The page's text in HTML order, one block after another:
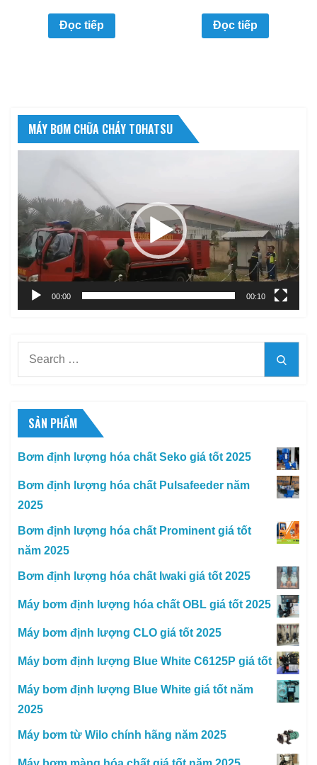
Đọc tiếp Đọc tiếp
MÁY BƠM CHỮA CHÁY TOHATSU
Video
00:00 00:10
SẢN PHẨM
Bơm định lượng hóa chất Seko giá tốt 2025
Bơm định lượng hóa chất Pulsafeeder năm
2025
Bơm định lượng hóa chất Prominent giá tốt
năm 2025
Bơm định lượng hóa chất Iwaki giá tốt 2025
Máy bơm định lượng hóa chất OBL giá tốt 2025
Máy bơm định lượng CLO giá tốt 2025
Máy bơm định lượng Blue White C6125P giá tốt
Máy bơm định lượng Blue White giá tốt năm
2025
Máy bơm từ Wilo chính hãng năm 2025